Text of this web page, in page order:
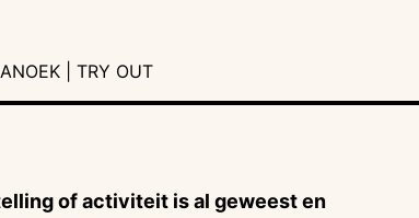
| TRY OUT
of activiteit is al geweest en